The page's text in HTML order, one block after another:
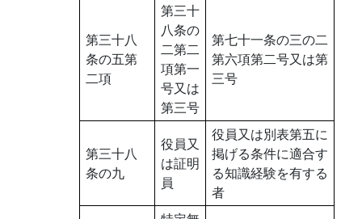
第三十八
条の五第
二項
第三十
八条の
二第二
項第一
号又は
第三号
第七十一条の三の二
第六項第二号又は第
三号
第三十八
条の九
役員又
は証明
員
役員又は別表第五に
掲げる条件に適合す
る知識経験を有する
者